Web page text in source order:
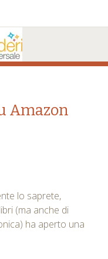
Amazon
lo saprete,
(ma anche di
ha aperto una